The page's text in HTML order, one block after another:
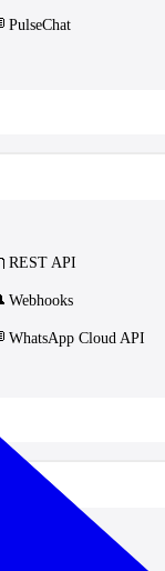
PulseChat
REST API
Webhooks
WhatsApp Cloud API